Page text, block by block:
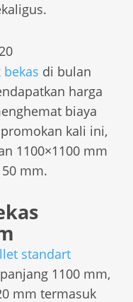
di bulan
harga
biaya
kali ini,
1100×1100 mm
mm.
standart
1100 mm,
mm termasuk